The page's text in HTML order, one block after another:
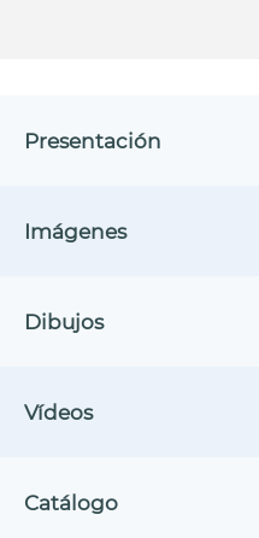
Presentación
Imágenes
Dibujos
Vídeos
Catálogo